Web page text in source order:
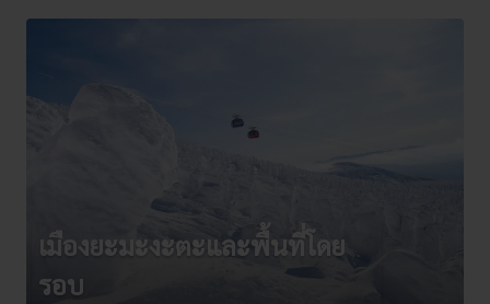
เมืองยะมะงะตะและพื้นที่โดย
รอบ